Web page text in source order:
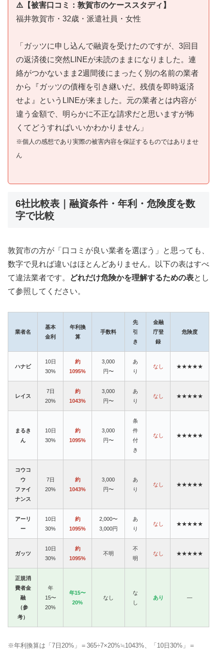
⚠️【被害口コミ：敦賀市のケーススタディ】
福井敦賀市・32歳・派遣社員・女性
「ガッツに申し込んで融資を受けたのですが、3回目
の返済後に突然LINEが未読のままになりました。連
絡がつかないまま2週間後にまったく別の名前の業者
から『ガッツの債権を引き継いだ。残債を即時返済
せよ』というLINEが来ました。元の業者とは内容が
違う金額で、明らかに不正な請求だと思いますが怖
くてどうすればいいかわかりません」
※個人の感想であり実際の被害内容を保証するものではありませ
ん
6社比較表｜融資条件・年利・危険度を数
字で比較
敦賀市の方が「口コミが良い業者を選ぼう」と思っても、
数字で見れば違いはほとんどありません。以下の表はすべ
て違法業者です。
どれだけ危険かを理解するための表とし
て参照してください。
業者名
基本
金利
年利換
算
手数料
先
引
き
金融
庁登
録
危険度
ハナビ
10日
30%
約
1095%
3,000
円〜
あ
り
なし ★★★★★
レイス
7日
20%
約
1043%
3,000
円〜
あ
り
なし ★★★★★
まるき
ん
10日
30%
約
1095%
3,000
円〜
条
件
付
き
なし ★★★★★
コウコ
ウ
ファイ
ナンス
7日
20%
約
1043%
3,000
円〜
あ
り
なし ★★★★★
アーリ
ー
10日
30%
約
1095%
2,000〜
3,000円
あ
り
なし ★★★★★
ガッツ
10日
30%
約
1095%
不明
不
明
なし ★★★★★
正規消
費者金
融
（参
考）
年
15〜
20%
年15〜
20%
なし
な
し
あり —
※年利換算は「7日20%」＝365÷7×20%≒1043%、「10日30%」＝